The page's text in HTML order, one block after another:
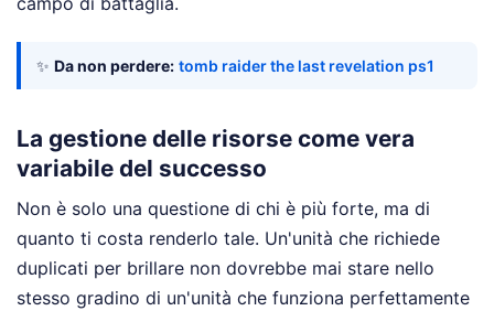
✨ Da non perdere: tomb raider the last revelation ps1
La gestione delle risorse come vera
variabile del successo
Non è solo una questione di chi è più forte, ma di
quanto ti costa renderlo tale. Un'unità che richiede
duplicati per brillare non dovrebbe mai stare nello
stesso gradino di un'unità che funziona perfettamente